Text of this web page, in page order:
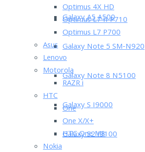
Galaxy A5 A500
Galaxy Note 5 SM-N920
Galaxy Note 8 N5100
Galaxy S I9000
Galaxy S2 I9100
Optimus 4X HD
Optimus L7 II P710
Optimus L7 P700
Asus
Lenovo
Motorola
RAZR i
HTC
One
One X/X+
HTC One M8
Nokia